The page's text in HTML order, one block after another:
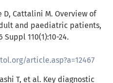
D, Cattalini M. Overview of
and paediatric patients,
110(1):10-24.
article.asp?a=12467
T, et al. Key diagnostic